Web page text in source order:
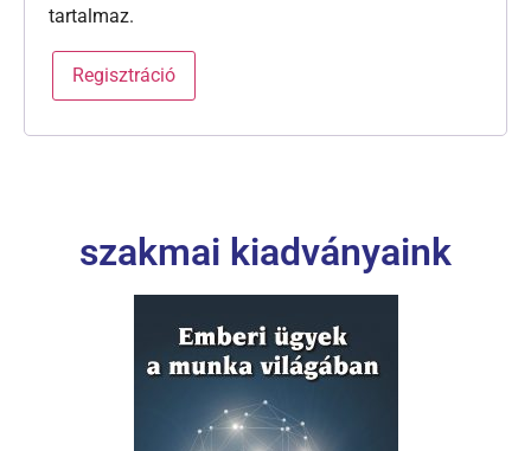
tartalmaz.
Regisztráció
szakmai kiadványaink